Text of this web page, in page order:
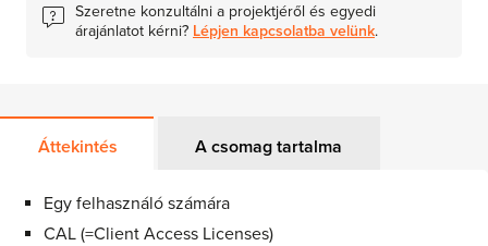
Szeretne konzultálni a projektjéről és egyedi
árajánlatot kérni? Lépjen kapcsolatba velünk.
Áttekintés A csomag tartalma
Egy felhasználó számára
CAL (=Client Access Licenses)